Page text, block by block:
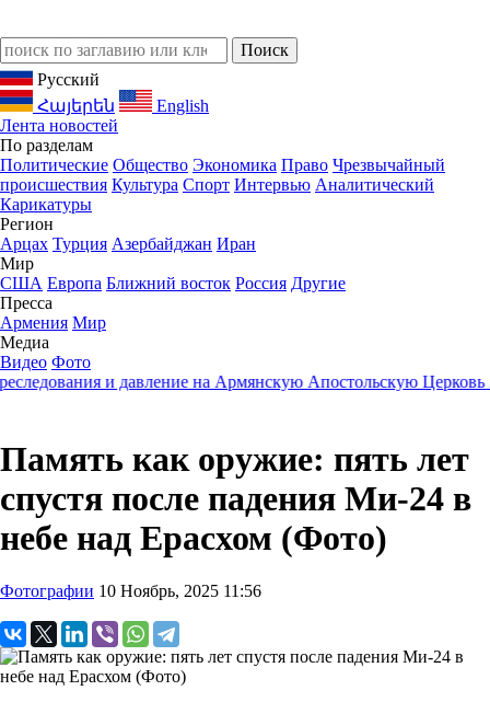
Русский
Հայերեն
English
Лента новостей
По разделам
Политические Общество Экономика Право Чрезвычайный
происшествия Культура Спорт Интервью Аналитический
Карикатуры
Регион
Арцах Турция Азербайджан Иран
Мир
США Европа Ближний восток Россия Другие
Пресса
Армения Мир
Медиа
Видео Фото
и давление на Армянскую Апостольскую Церковь23:05
Память как оружие: пять лет
спустя после падения Ми-24 в
небе над Ерасхом (Фото)
Фотографии 10 Ноябрь, 2025 11:56